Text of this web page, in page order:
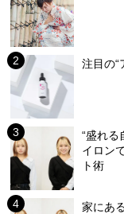
注目の“
“盛れ
イロン
ト術
家にあ